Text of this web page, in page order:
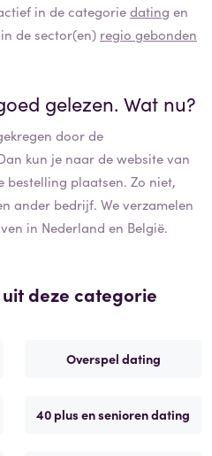
in de categoriedating en
de sector(en) regio gebonden
gelezen. Wat nu?
door de
kun je naar de website van
bestelling plaatsen. Zo niet,
ander bedrijf. We verzamelen
in Nederland en België.
deze categorie
Overspel dating
40 plus en senioren dating